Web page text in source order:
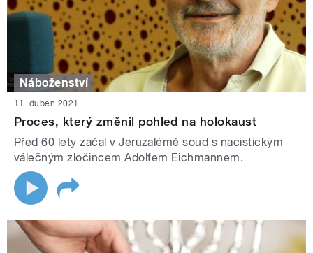
Náboženství
11. duben 2021
Proces, který změnil pohled na holokaust
Před 60 lety začal v Jeruzalémě soud s nacistickým
válečným zločincem Adolfem Eichmannem.